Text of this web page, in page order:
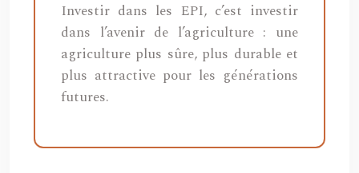
Investir dans les EPI, c’est investir
dans l’avenir de l’agriculture : une
agriculture plus sûre, plus durable et
plus attractive pour les générations
futures.